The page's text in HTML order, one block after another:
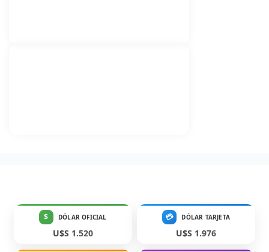
$ DÓLAR OFICIAL
U$S 1.520
💳 DÓLAR TARJETA
U$S 1.976